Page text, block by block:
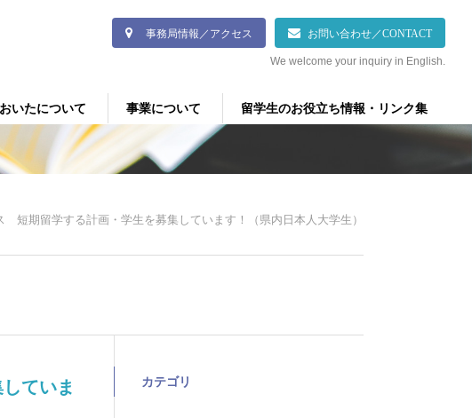
事務局情報／アクセス お問い合わせ／CONTACT
We welcome your inquiry in English.
いたについて 事業について 留学生のお役立ち情報・リンク集
期留学する計画・学生を募集しています！（県内日本人大学生）
ていま
カテゴリ